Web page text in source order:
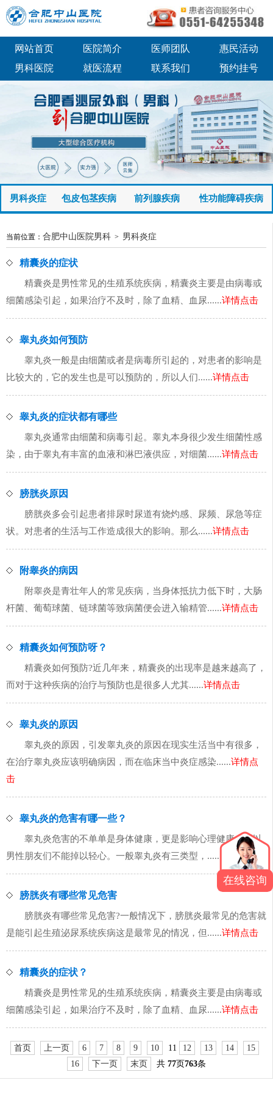
网站首页 医院简介 医师团队
惠民活动
男科医院
就医流程 联系我们 预约挂号
男科炎症 包皮包茎疾病 前列腺疾病 性功能障碍疾病
当前位置： 合肥中山医院男科 > 男科炎症
精囊炎的症状
精囊炎是男性常见的生殖系统疾病，精囊炎主要是由病毒或
细菌感染引起，如果治疗不及时，除了血精、血尿......详情点击
睾丸炎如何预防
睾丸炎一般是由细菌或者是病毒所引起的，对患者的影响是
比较大的，它的发生也是可以预防的，所以人们......详情点击
睾丸炎的症状都有哪些
睾丸炎通常由细菌和病毒引起。睾丸本身很少发生细菌性感
染，由于睾丸有丰富的血液和淋巴液供应，对细菌......详情点击
膀胱炎原因
膀胱炎多会引起患者排尿时尿道有烧灼感、尿频、尿急等症
状。对患者的生活与工作造成很大的影响。那么......详情点击
附睾炎的病因
附睾炎是青壮年人的常见疾病，当身体抵抗力低下时，大肠
杆菌、葡萄球菌、链球菌等致病菌便会进入输精管......详情点击
精囊炎如何预防呀？
精囊炎如何预防?近几年来，精囊炎的出现率是越来越高了，
而对于这种疾病的治疗与预防也是很多人尤其......详情点击
睾丸炎的原因
睾丸炎的原因，引发睾丸炎的原因在现实生活当中有很多，
在治疗睾丸炎应该明确病因，而在临床当中炎症感染......详情点
击
睾丸炎的危害有哪一些？
睾丸炎危害的不单单是身体健康，更是影响心理健康。所以
男性朋友们不能掉以轻心。一般睾丸炎有三类型，......
详情点击
膀胱炎有哪些常见危害
膀胱炎有哪些常见危害?一般情况下，膀胱炎最常见的危害就
是能引起生殖泌尿系统疾病这是最常见的情况，但......详情点击
精囊炎的症状？
精囊炎是男性常见的生殖系统疾病，精囊炎主要是由病毒或
细菌感染引起，如果治疗不及时，除了血精、血尿......详情点击
首页 上一页 6 7 8 9 10 11 12 13 14
15
16
下一页 末页 共 77页763条
在线咨询